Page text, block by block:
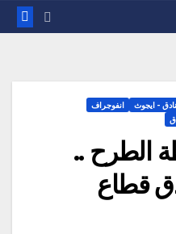
- ايجوث
انفوجراف
الطرح ..
قطاع